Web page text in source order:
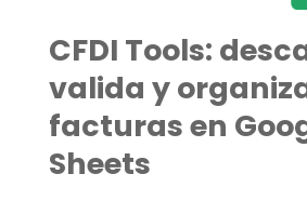
CFDI Tools:
valida y
facturas en
Sheets